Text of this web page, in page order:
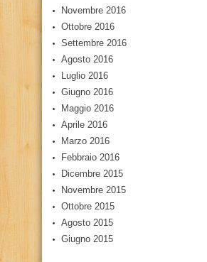
Novembre 2016
Ottobre 2016
Settembre 2016
Agosto 2016
Luglio 2016
Giugno 2016
Maggio 2016
Aprile 2016
Marzo 2016
Febbraio 2016
Dicembre 2015
Novembre 2015
Ottobre 2015
Agosto 2015
Giugno 2015